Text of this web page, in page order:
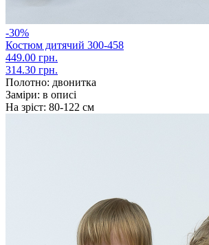
-30%
Костюм дитячий 300-458
449.00 грн.
314.30 грн.
Полотно: двонитка
Заміри: в описі
На зріст: 80-122 см